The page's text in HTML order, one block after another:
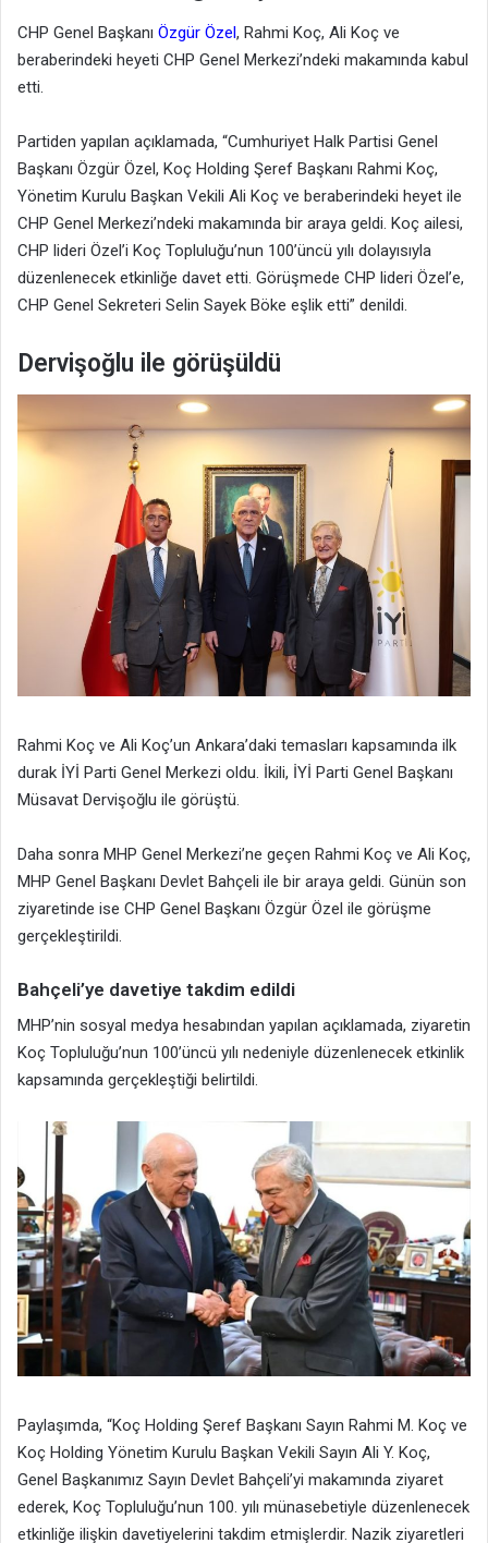
CHP Genel Başkanı Özgür Özel , Rahmi Koç, Ali Koç ve
beraberindeki heyeti CHP Genel Merkezi’ndeki makamında kabul
etti.
Partiden yapılan açıklamada, “Cumhuriyet Halk Partisi Genel
Başkanı Özgür Özel, Koç Holding Şeref Başkanı Rahmi Koç,
Yönetim Kurulu Başkan Vekili Ali Koç ve beraberindeki heyet ile
CHP Genel Merkezi’ndeki makamında bir araya geldi. Koç ailesi,
CHP lideri Özel’i Koç Topluluğu’nun 100’üncü yılı dolayısıyla
düzenlenecek etkinliğe davet etti. Görüşmede CHP lideri Özel’e,
CHP Genel Sekreteri Selin Sayek Böke eşlik etti” denildi.
Dervişoğlu ile görüşüldü
Rahmi Koç ve Ali Koç’un Ankara’daki temasları kapsamında ilk
durak İYİ Parti Genel Merkezi oldu. İkili, İYİ Parti Genel Başkanı
Müsavat Dervişoğlu ile görüştü.
Daha sonra MHP Genel Merkezi’ne geçen Rahmi Koç ve Ali Koç,
MHP Genel Başkanı Devlet Bahçeli ile bir araya geldi. Günün son
ziyaretinde ise CHP Genel Başkanı Özgür Özel ile görüşme
gerçekleştirildi.
Bahçeli’ye davetiye takdim edildi
MHP’nin sosyal medya hesabından yapılan açıklamada, ziyaretin
Koç Topluluğu’nun 100’üncü yılı nedeniyle düzenlenecek etkinlik
kapsamında gerçekleştiği belirtildi.
Paylaşımda, “Koç Holding Şeref Başkanı Sayın Rahmi M. Koç ve
Koç Holding Yönetim Kurulu Başkan Vekili Sayın Ali Y. Koç,
Genel Başkanımız Sayın Devlet Bahçeli’yi makamında ziyaret
ederek, Koç Topluluğu’nun 100. yılı münasebetiyle düzenlenecek
etkinliğe ilişkin davetiyelerini takdim etmişlerdir. Nazik ziyaretleri